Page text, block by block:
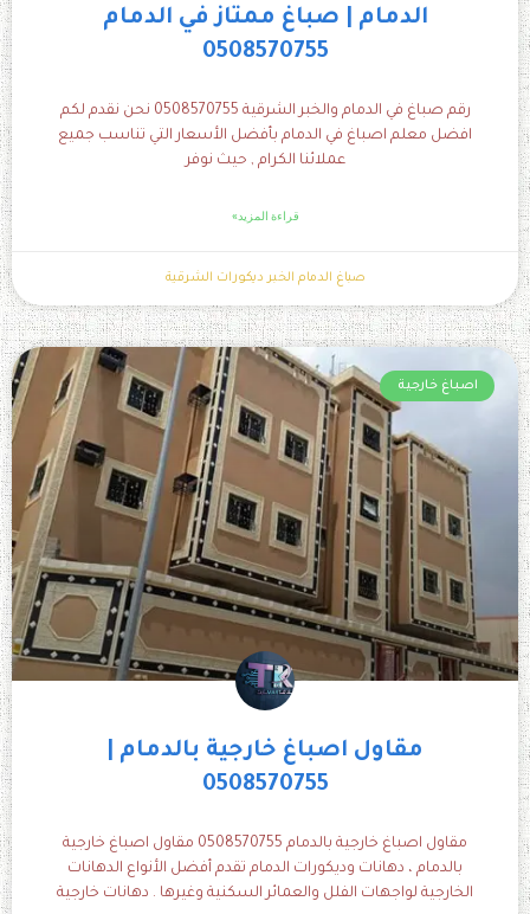
الدمام | صباغ ممتاز في الدمام
0508570755
رقم صباغ في الدمام والخبر الشرقية 0508570755 نحن نقدم لكم
افضل معلم اصباغ في الدمام بأفضل الأسعار التي تناسب جميع
عملائنا الكرام , حيث نوفر
قراءة المزيد»
صباغ الدمام الخبر ديكورات الشرقية
اصباغ خارجية
مقاول اصباغ خارجية بالدمام |
0508570755
مقاول اصباغ خارجية بالدمام 0508570755 مقاول اصباغ خارجية
بالدمام ، دهانات وديكورات الدمام تقدم أفضل الأنواع الدهانات
الخارجية لواجهات الفلل والعمائر السكنية وغيرها . دهانات خارجية